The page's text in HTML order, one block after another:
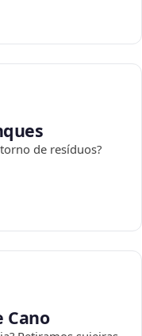
de resíduos?
Cano